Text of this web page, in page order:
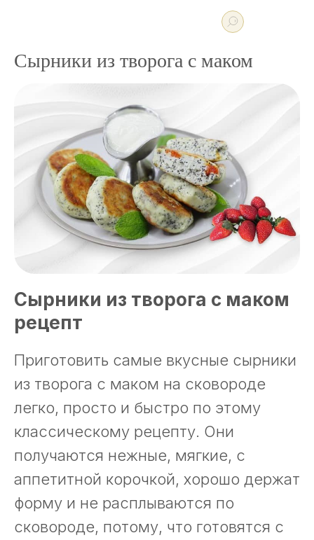
Сырники из творога с маком
Сырники из творога с маком
рецепт
Приготовить самые вкусные сырники
из творога с маком на сковороде
легко, просто и быстро по этому
классическому рецепту. Они
получаются нежные, мягкие, с
аппетитной корочкой, хорошо держат
форму и не расплываются по
сковороде, потому, что готовятся с